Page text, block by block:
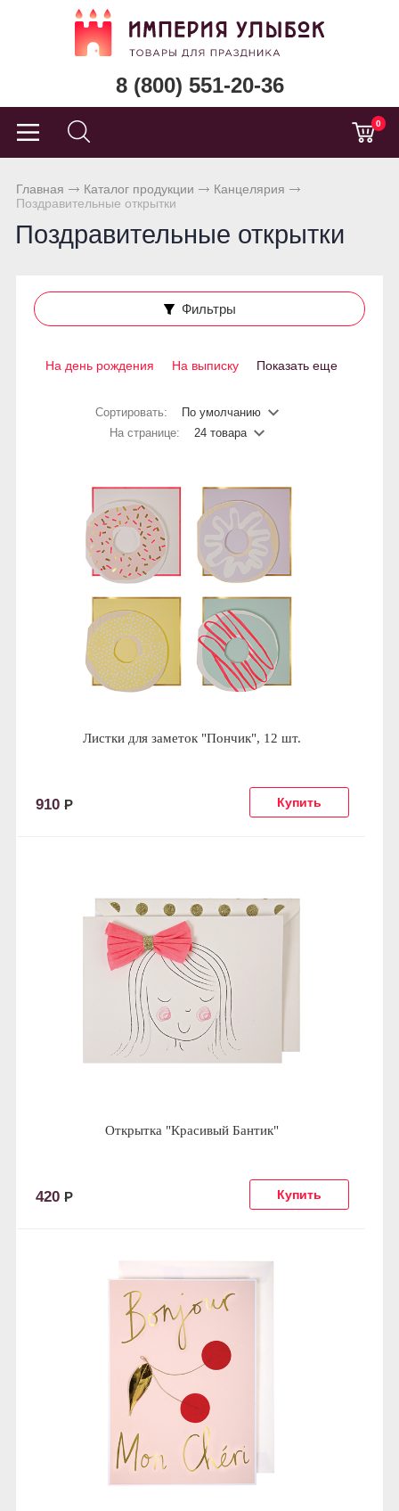
8 (800) 551-20-36
0
Главная Каталог продукции
Канцелярия
Поздравительные открытки
Поздравительные открытки
Фильтры
На день рождения На выписку Показать еще
Сортировать:
По умолчанию
На странице:
24 товара
Листки для заметок "Пончик", 12 шт.
910 Р
Открытка "Красивый Бантик"
420 Р